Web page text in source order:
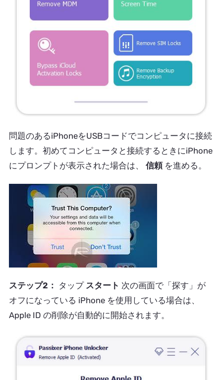
問題のあるiPhoneをUSBコードでコンピュータに接続
します。初めてコンピュータと接続するときにiPhone
にプロンプトが表示された場合は、 信頼を進める。
ステップ2： タップ スタート 次の画面で「探す」が
オフになっている iPhone を使用している場合は、
Apple ID の削除が自動的に開始されます。